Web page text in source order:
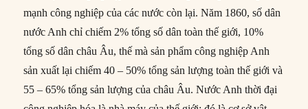
mạnh công nghiệp của các nước còn lại. Năm 1860, số dân
nước Anh chỉ chiếm 2% tổng số dân toàn thế giới, 10%
tổng số dân châu Âu, thế mà sản phẩm công nghiệp Anh
sản xuất lại chiếm 40 – 50% tổng sản lượng toàn thế giới và
55 – 65% tổng sản lượng của châu Âu. Nước Anh thời đại